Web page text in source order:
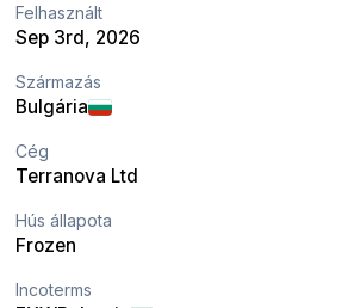
Felhasznált
Sep 3rd, 2026
Származás
Bulgária
Cég
Terranova Ltd
Hús állapota
Frozen
Incoterms